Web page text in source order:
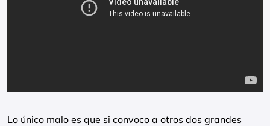
Lo único malo es que si convoco a otros dos grandes